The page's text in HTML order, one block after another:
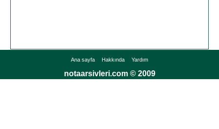
Ana sayfa Hakkında Yardım
notaarsivleri.com © 2009